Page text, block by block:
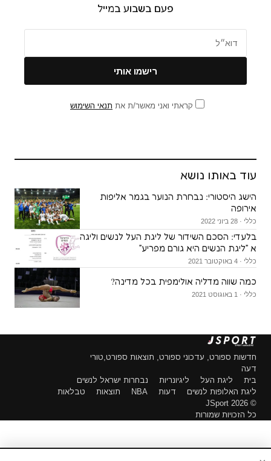
פעם בשבוע במייל
קראתי ואני מאשר/ת את תנאי השימוש
עוד באותו נושא
הישג היסטורי: נבחרת הנוער בגמר אליפות
אירופה
כללי · 28 ביוני 2022
בלעדי: הסכם השידור של ליגת העל לנשים וליגה
א ״ליגת הנשים היא גורם מפריע״
כללי · 4 באוקטובר 2021
כמה שווה מדליה אולימפית בכל מדינה?
כללי · 1 באוגוסט 2021
חדשות ספורט, עדכוני ספורט, תוצאות ספורט,טורי
דעה
בית
ליגת העל ליגיונריות
נבחרות ישראל לנשים
ליגת האלופות לנשים
דעות NBA תוצאות
טבלאות
© 2026 JSport
כל הזכויות שמורות